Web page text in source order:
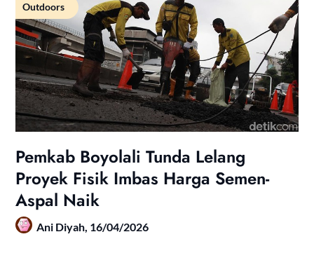
Outdoors
Pemkab Boyolali Tunda Lelang
Proyek Fisik Imbas Harga Semen-
Aspal Naik
Ani Diyah, 16/04/2026